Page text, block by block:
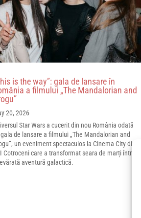
is the way”: gala de lansare în
a filmului „The Mandalorian and
20, 2026
Star Wars a cucerit din nou România odată
de lansare a filmului „The Mandalorian and
un eveniment spectaculos la Cinema City din
Cotroceni care a transformat seara de marți într-o
aventură galactică.